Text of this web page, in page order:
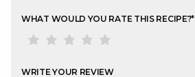
WHAT WOULD YOU RATE THIS RECIPE?*
WRITE YOUR REVIEW